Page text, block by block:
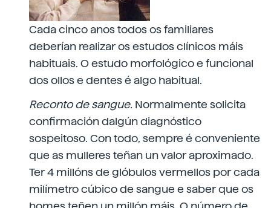
Cada cinco anos todos os familiares
deberían realizar os estudos clínicos máis
habituais. O estudo morfológico e funcional
dos ollos e dentes é algo habitual.
Reconto de sangue. Normalmente solicita
confirmación dalgún diagnóstico
sospeitoso. Con todo, sempre é conveniente
que as mulleres teñan un valor aproximado.
Ter 4 millóns de glóbulos vermellos por cada
milímetro cúbico de sangue e saber que os